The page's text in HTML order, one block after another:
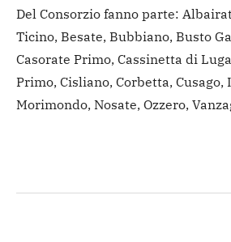
Del Consorzio fanno parte:
Ticino, Besate, Bubbiano, Busto
Casorate Primo, Cassinetta di
Primo, Cisliano, Corbetta, Cusago,
Morimondo, Nosate, Ozzero,